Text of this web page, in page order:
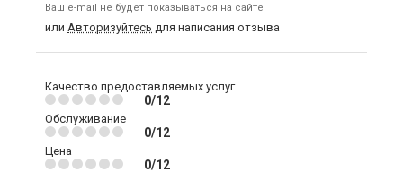
Ваш e-mail не будет показываться на сайте
или Авторизуйтесь для написания отзыва
Качество предоставляемых услуг
0/12
Обслуживание
0/12
Цена
0/12